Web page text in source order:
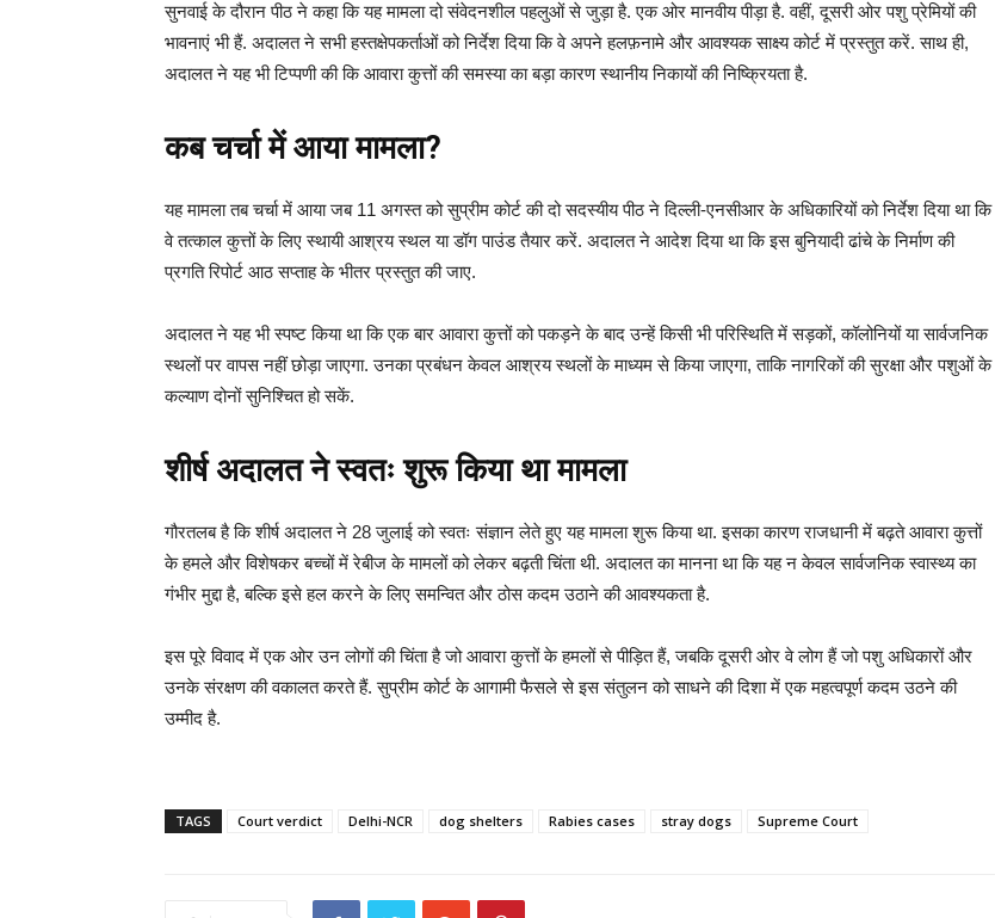
सुनवाई के दौरान पीठ ने कहा कि यह मामला दो संवेदनशील पहलुओं से जुड़ा है. एक ओर मानवीय पीड़ा है. वहीं, दूसरी ओर पशु प्रेमियों की
भावनाएं भी हैं. अदालत ने सभी हस्तक्षेपकर्ताओं को निर्देश दिया कि वे अपने हलफ़नामे और आवश्यक साक्ष्य कोर्ट में प्रस्तुत करें. साथ ही,
अदालत ने यह भी टिप्पणी की कि आवारा कुत्तों की समस्या का बड़ा कारण स्थानीय निकायों की निष्क्रियता है.
कब चर्चा में आया मामला?
यह मामला तब चर्चा में आया जब 11 अगस्त को सुप्रीम कोर्ट की दो सदस्यीय पीठ ने दिल्ली-एनसीआर के अधिकारियों को निर्देश दिया था कि
वे तत्काल कुत्तों के लिए स्थायी आश्रय स्थल या डॉग पाउंड तैयार करें. अदालत ने आदेश दिया था कि इस बुनियादी ढांचे के निर्माण की
प्रगति रिपोर्ट आठ सप्ताह के भीतर प्रस्तुत की जाए.
अदालत ने यह भी स्पष्ट किया था कि एक बार आवारा कुत्तों को पकड़ने के बाद उन्हें किसी भी परिस्थिति में सड़कों, कॉलोनियों या सार्वजनिक
स्थलों पर वापस नहीं छोड़ा जाएगा. उनका प्रबंधन केवल आश्रय स्थलों के माध्यम से किया जाएगा, ताकि नागरिकों की सुरक्षा और पशुओं के
कल्याण दोनों सुनिश्चित हो सकें.
शीर्ष अदालत ने स्वतः शुरू किया था मामला
गौरतलब है कि शीर्ष अदालत ने 28 जुलाई को स्वतः संज्ञान लेते हुए यह मामला शुरू किया था. इसका कारण राजधानी में बढ़ते आवारा कुत्तों
के हमले और विशेषकर बच्चों में रेबीज के मामलों को लेकर बढ़ती चिंता थी. अदालत का मानना था कि यह न केवल सार्वजनिक स्वास्थ्य का
गंभीर मुद्दा है, बल्कि इसे हल करने के लिए समन्वित और ठोस कदम उठाने की आवश्यकता है.
इस पूरे विवाद में एक ओर उन लोगों की चिंता है जो आवारा कुत्तों के हमलों से पीड़ित हैं, जबकि दूसरी ओर वे लोग हैं जो पशु अधिकारों और
उनके संरक्षण की वकालत करते हैं. सुप्रीम कोर्ट के आगामी फैसले से इस संतुलन को साधने की दिशा में एक महत्वपूर्ण कदम उठने की
उम्मीद है.
TAGS Court verdict Delhi-NCR dog shelters Rabies cases stray dogs Supreme Court